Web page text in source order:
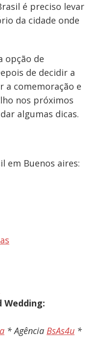
é preciso levar
da cidade onde
opção de
de decidir a
a comemoração e
nos próximos
algumas dicas.
em Buenos aires:
* Agência BsAs4u*